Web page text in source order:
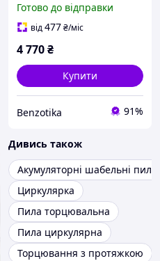
Готово до відправки
від477₴/міс
4 770₴
Купити
Benzotika 91%
Дивись також
Акумуляторні шабельні пили
Циркулярка
Пила торцювальна
Пила циркулярна
Торцювання з протяжкою